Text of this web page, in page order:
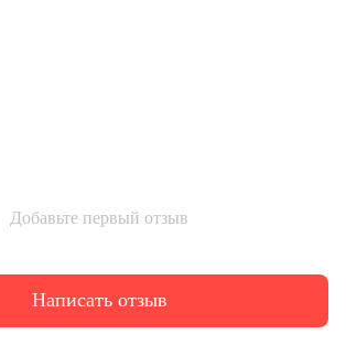
Добавьте первый отзыв
Написать отзыв